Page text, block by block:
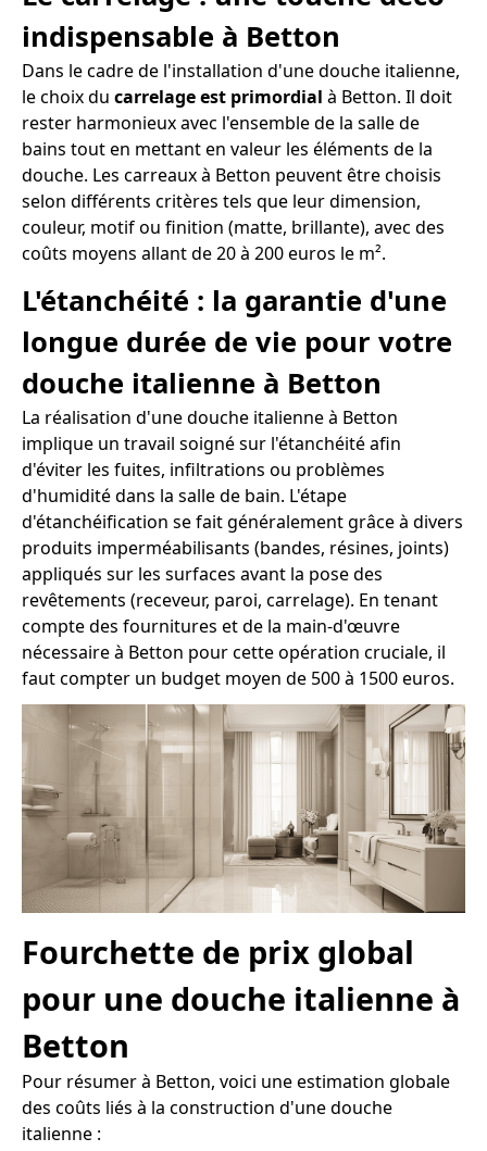
indispensable à Betton
Dans le cadre de l'installation d'une douche italienne,
le choix du carrelage est primordial à Betton. Il doit
rester harmonieux avec l'ensemble de la salle de
bains tout en mettant en valeur les éléments de la
douche. Les carreaux à Betton peuvent être choisis
selon différents critères tels que leur dimension,
couleur, motif ou finition (matte, brillante), avec des
coûts moyens allant de 20 à 200 euros le m².
L'étanchéité : la garantie d'une
longue durée de vie pour votre
douche italienne à Betton
La réalisation d'une douche italienne à Betton
implique un travail soigné sur l'étanchéité afin
d'éviter les fuites, infiltrations ou problèmes
d'humidité dans la salle de bain. L'étape
d'étanchéification se fait généralement grâce à divers
produits imperméabilisants (bandes, résines, joints)
appliqués sur les surfaces avant la pose des
revêtements (receveur, paroi, carrelage). En tenant
compte des fournitures et de la main-d'œuvre
nécessaire à Betton pour cette opération cruciale, il
faut compter un budget moyen de 500 à 1500 euros.
Fourchette de prix global
pour une douche italienne à
Betton
Pour résumer à Betton, voici une estimation globale
des coûts liés à la construction d'une douche
italienne :